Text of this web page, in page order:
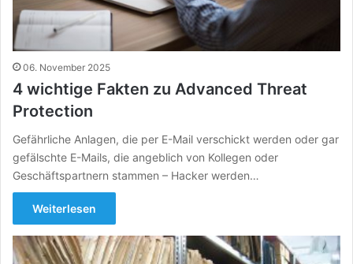
06. November 2025
4 wichtige Fakten zu Advanced Threat
Protection
Gefährliche Anlagen, die per E-Mail verschickt werden oder gar
gefälschte E-Mails, die angeblich von Kollegen oder
Geschäftspartnern stammen – Hacker werden…
Weiterlesen